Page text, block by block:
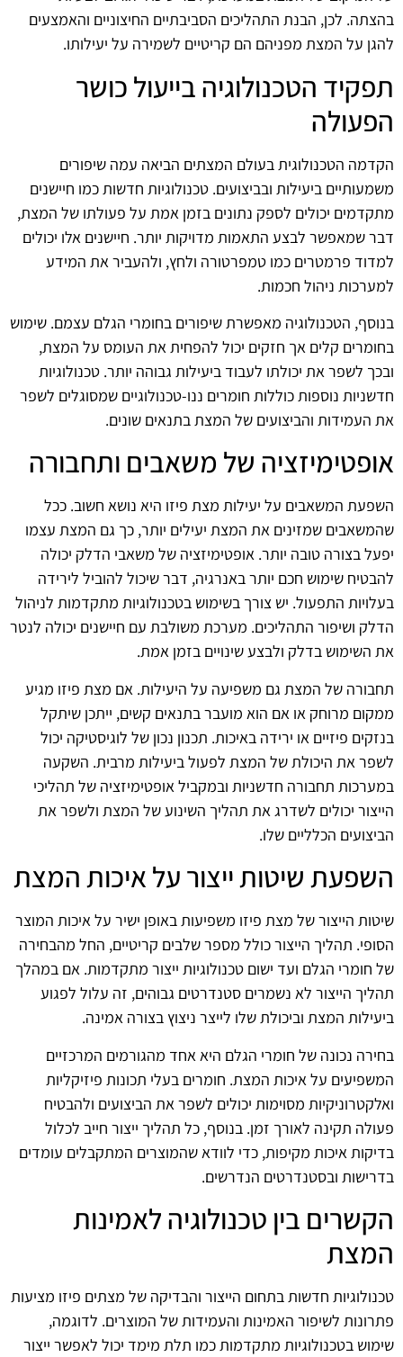
בהצתה. לכן, הבנת התהליכים הסביבתיים החיצוניים והאמצעים
להגן על המצת מפניהם הם קריטיים לשמירה על יעילותו.
תפקיד הטכנולוגיה בייעול כושר
הפעולה
הקדמה הטכנולוגית בעולם המצתים הביאה עמה שיפורים
משמעותיים ביעילות ובביצועים. טכנולוגיות חדשות כמו חיישנים
מתקדמים יכולים לספק נתונים בזמן אמת על פעולתו של המצת,
דבר שמאפשר לבצע התאמות מדויקות יותר. חיישנים אלו יכולים
למדוד פרמטרים כמו טמפרטורה ולחץ, ולהעביר את המידע
למערכות ניהול חכמות.
בנוסף, הטכנולוגיה מאפשרת שיפורים בחומרי הגלם עצמם. שימוש
בחומרים קלים אך חזקים יכול להפחית את העומס על המצת,
ובכך לשפר את יכולתו לעבוד ביעילות גבוהה יותר. טכנולוגיות
חדשניות נוספות כוללות חומרים ננו-טכנולוגיים שמסוגלים לשפר
את העמידות והביצועים של המצת בתנאים שונים.
אופטימיזציה של משאבים ותחבורה
השפעת המשאבים על יעילות מצת פיזו היא נושא חשוב. ככל
שהמשאבים שמזינים את המצת יעילים יותר, כך גם המצת עצמו
יפעל בצורה טובה יותר. אופטימיזציה של משאבי הדלק יכולה
להבטיח שימוש חכם יותר באנרגיה, דבר שיכול להוביל לירידה
בעלויות התפעול. יש צורך בשימוש בטכנולוגיות מתקדמות לניהול
הדלק ושיפור התהליכים. מערכת משולבת עם חיישנים יכולה לנטר
את השימוש בדלק ולבצע שינויים בזמן אמת.
תחבורה של המצת גם משפיעה על היעילות. אם מצת פיזו מגיע
ממקום מרוחק או אם הוא מועבר בתנאים קשים, ייתכן שיתקל
בנזקים פיזיים או ירידה באיכות. תכנון נכון של לוגיסטיקה יכול
לשפר את היכולת של המצת לפעול ביעילות מרבית. השקעה
במערכות תחבורה חדשניות ובמקביל אופטימיזציה של תהליכי
הייצור יכולים לשדרג את תהליך השינוע של המצת ולשפר את
הביצועים הכלליים שלו.
השפעת שיטות ייצור על איכות המצת
שיטות הייצור של מצת פיזו משפיעות באופן ישיר על איכות המוצר
הסופי. תהליך הייצור כולל מספר שלבים קריטיים, החל מהבחירה
של חומרי הגלם ועד ישום טכנולוגיות ייצור מתקדמות. אם במהלך
תהליך הייצור לא נשמרים סטנדרטים גבוהים, זה עלול לפגוע
ביעילות המצת וביכולת שלו לייצר ניצוץ בצורה אמינה.
בחירה נכונה של חומרי הגלם היא אחד מהגורמים המרכזיים
המשפיעים על איכות המצת. חומרים בעלי תכונות פיזיקליות
ואלקטרוניקיות מסוימות יכולים לשפר את הביצועים ולהבטיח
פעולה תקינה לאורך זמן. בנוסף, כל תהליך ייצור חייב לכלול
בדיקות איכות מקיפות, כדי לוודא שהמוצרים המתקבלים עומדים
בדרישות ובסטנדרטים הנדרשים.
הקשרים בין טכנולוגיה לאמינות
המצת
טכנולוגיות חדשות בתחום הייצור והבדיקה של מצתים פיזו מציעות
פתרונות לשיפור האמינות והעמידות של המוצרים. לדוגמה,
שימוש בטכנולוגיות מתקדמות כמו תלת מימד יכול לאפשר ייצור